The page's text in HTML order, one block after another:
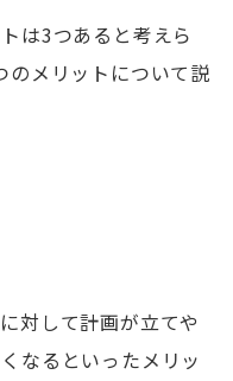
は3つあると考えら
のメリットについて説
対して計画が立てや
なるといったメリッ